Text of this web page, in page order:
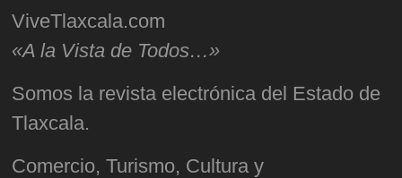
ViveTlaxcala.com
«A la Vista de Todos…»
Somos la revista electrónica del Estado de
Tlaxcala.
Comercio, Turismo, Cultura y